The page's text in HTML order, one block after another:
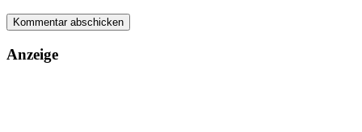
Anzeige